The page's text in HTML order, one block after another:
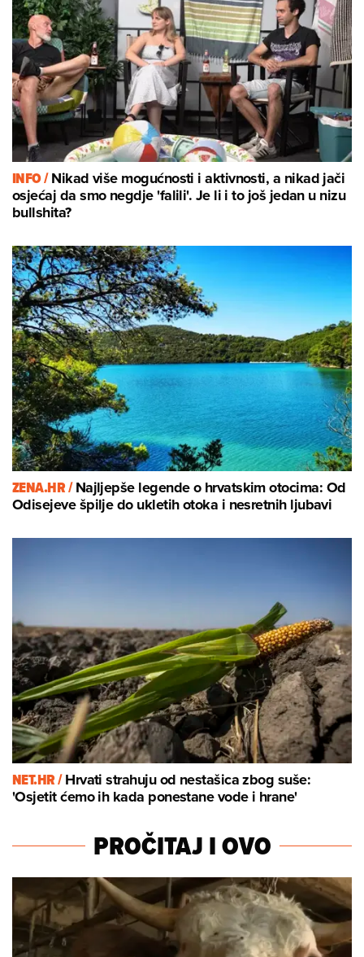
INFO /Nikad više mogućnosti i aktivnosti, a nikad jači
osjećaj da smo negdje 'falili'. Je li i to još jedan u nizu
bullshita?
ZENA.HR /Najljepše legende o hrvatskim otocima: Od
Odisejeve špilje do ukletih otoka i nesretnih ljubavi
NET.HR /Hrvati strahuju od nestašica zbog suše:
'Osjetit ćemo ih kada ponestane vode i hrane'
PROČITAJ I OVO